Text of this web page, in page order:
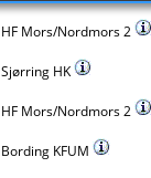
HF Mors/Nordmors 2
Sjørring HK
HF Mors/Nordmors 2
Bording KFUM